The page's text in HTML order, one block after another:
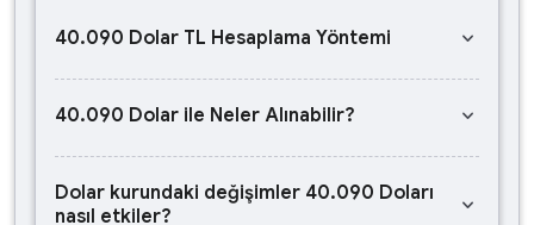
40.090 Dolar TL Hesaplama Yöntemi keyboard_arrow_down
40.090 Dolar ile Neler Alınabilir? keyboard_arrow_down
Dolar kurundaki değişimler 40.090 Doları
nasıl etkiler?
keyboard_arrow_down